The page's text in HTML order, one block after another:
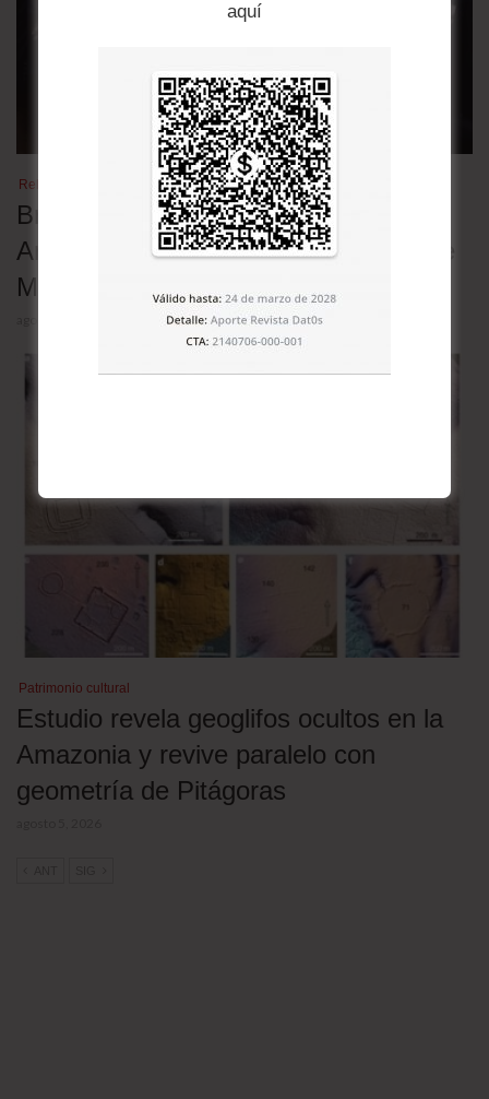
Relaciones bilaterales
Brasil retira a su embajador en
Argentina en rechazo a los insultos de
Milei contra Lula
Patrimonio cultural
Estudio revela geoglifos ocultos en la
Amazonia y revive paralelo con
geometría de Pitágoras
aquí